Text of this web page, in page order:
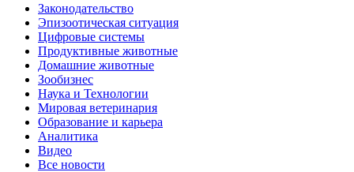
Законодательство
Эпизоотическая ситуация
Цифровые системы
Продуктивные животные
Домашние животные
Зообизнес
Наука и Технологии
Мировая ветеринария
Образование и карьера
Аналитика
Видео
Все новости